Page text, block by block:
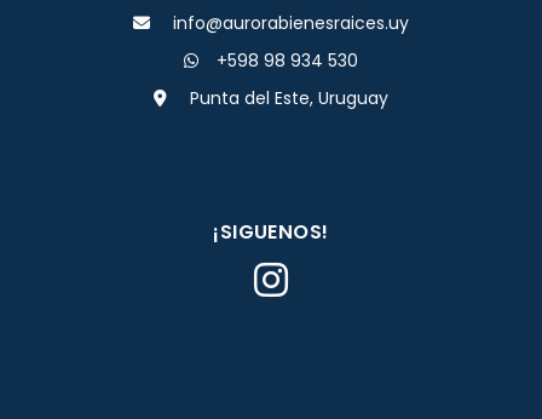
info@aurorabienesraices.uy
+598 98 934 530
Punta del Este, Uruguay
¡SIGUENOS!